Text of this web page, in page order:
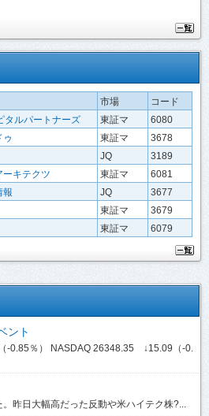
市場
コード
タルパートナーズ 東証マ
6080
ゥ 東証マ
3678
JQ
3189
ーキテクツ 東証マ
6081
報 JQ
3677
東証マ
3679
東証マ 6079
ント
％） NASDAQ 26348.35 ↓15.09（-0.
昨日大幅高だった反動や米ハイテク株?...